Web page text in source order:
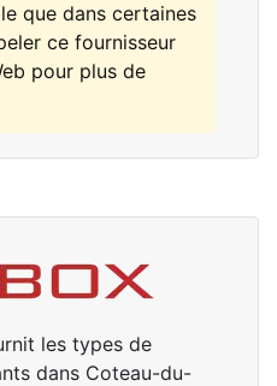
que dans certaines
ce fournisseur
pour plus de
les types de
dans Coteau-du-